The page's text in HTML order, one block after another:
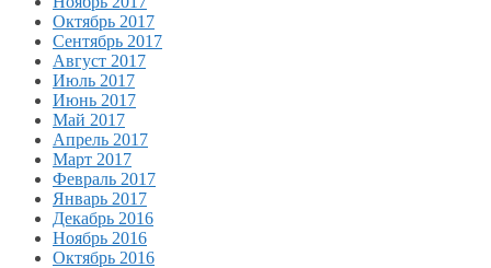
Октябрь 2017
Сентябрь 2017
Август 2017
Июль 2017
Июнь 2017
Май 2017
Апрель 2017
Март 2017
Февраль 2017
Январь 2017
Декабрь 2016
Ноябрь 2016
Октябрь 2016